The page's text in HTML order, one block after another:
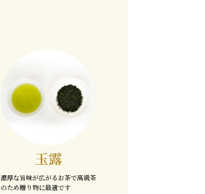
玉露
濃厚な旨味が広がるお茶で高級茶
のため贈り物に最適です